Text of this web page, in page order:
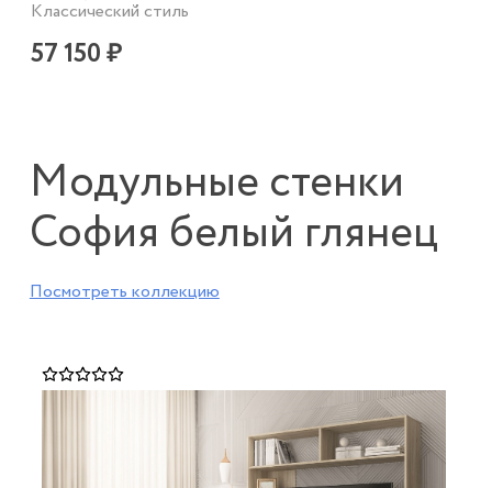
Классический стиль
57 150 ₽
Модульные стенки
София белый глянец
Посмотреть коллекцию